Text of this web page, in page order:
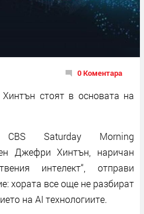
0 Коментара
стоят в основата на
Saturday Morning
Джефри Хинтън, наричан
интелект“, отправи
хората все още не разбират
на AI технологиите.